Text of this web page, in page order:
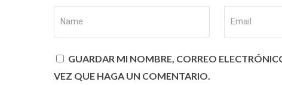
GUARDAR MI NOMBRE, CORREO
VEZ QUE HAGA UN COMENTARIO.